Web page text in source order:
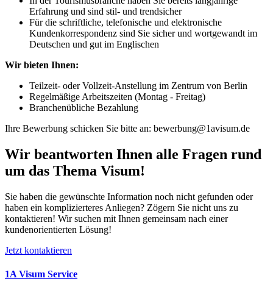
Erfahrung und sind stil- und trendsicher
Für die schriftliche, telefonische und elektronische
Kundenkorrespondenz sind Sie sicher und wortgewandt im
Deutschen und gut im Englischen
Wir bieten Ihnen:
Teilzeit- oder Vollzeit-Anstellung im Zentrum von Berlin
Regelmäßige Arbeitszeiten (Montag - Freitag)
Branchenübliche Bezahlung
Ihre Bewerbung schicken Sie bitte an: bewerbung@1avisum.de
Wir beantworten Ihnen alle Fragen rund
um das Thema Visum!
Sie haben die gewünschte Information noch nicht gefunden oder
haben ein komplizierteres Anliegen? Zögern Sie nicht uns zu
kontaktieren! Wir suchen mit Ihnen gemeinsam nach einer
kundenorientierten Lösung!
Jetzt kontaktieren
1A Visum Service